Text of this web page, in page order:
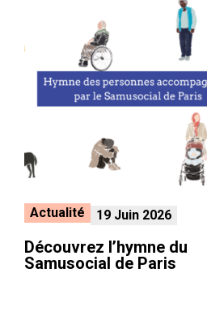
Actualité 19 Juin 2026
Découvrez l’hymne du
Samusocial de Paris